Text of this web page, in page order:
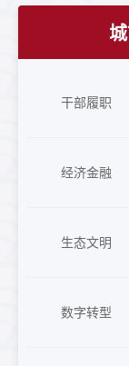
干部履职
经济金融
生态文明
数字转型